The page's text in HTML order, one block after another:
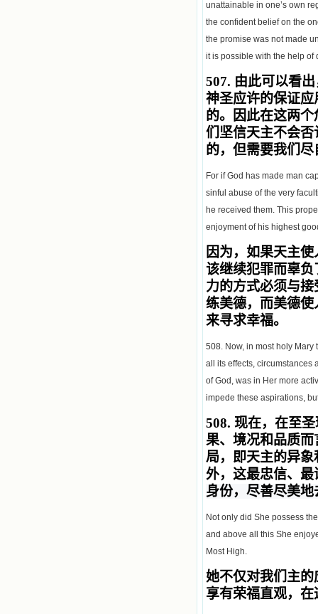
unattainable in one’s own
the confident belief on the
the promise was not made
it is possible with the help of
507. 由此可以看
神圣应许的保证
的。因此在这两
们坚信天主不会
的，但需要我们
For if God has made man
sinful abuse of the very
he received them. This
enjoyment of his highest
因为，如果天主
该继续犯罪而辜
力的方式必须与
练美德，而美德
来寻求幸福。
508. Now, in most holy
all its effects, circumstances
of God, was in Her more
impede these aspirations,
508. 现在，在至
果、境况和品质
局，即天主的异
外，这最忠信、
身份，尽善尽美
Not only did She possess
and above all this She
Most High.
她不仅对我们主
享有荣福直观，